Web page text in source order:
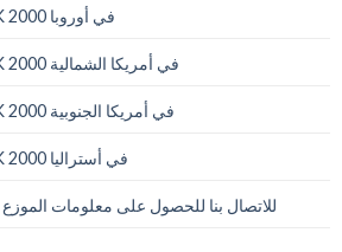
موزعو AQUAQUICK 2000 في أوروبا
موزعو AQUAQUICK 2000 في أمريكا الشمالية
موزعو AQUAQUICK 2000 في أمريكا الجنوبية
موزعو AQUAQUICK 2000 في أستراليا
AQUAQUICK 2000 للاتصال بنا للحصول على معلومات الموزع